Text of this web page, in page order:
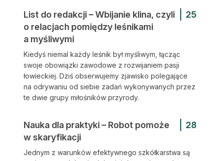
List do redakcji – Wbijanie klina, czyli
o relacjach pomiędzy leśnikami
a myśliwymi
25
Kiedyś niemal każdy leśnik był myśliwym, łącząc
swoje obowiązki zawodowe z rozwijaniem pasji
łowieckiej. Dziś obserwujemy zjawisko polegające
na odrywaniu od siebie zadań wykonywanych przez
te dwie grupy miłośników przyrody.
Nauka dla praktyki – Robot pomoże
w skaryfikacji
28
Jednym z warunków efektywnego szkółkarstwa są